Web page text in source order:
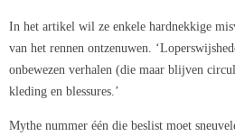
In het artikel wil ze enkele hardnekkige
van het rennen ontzenuwen.
onbewezen verhalen (die maar blijven
kleding en blessures.’
Mythe nummer één die beslist moet